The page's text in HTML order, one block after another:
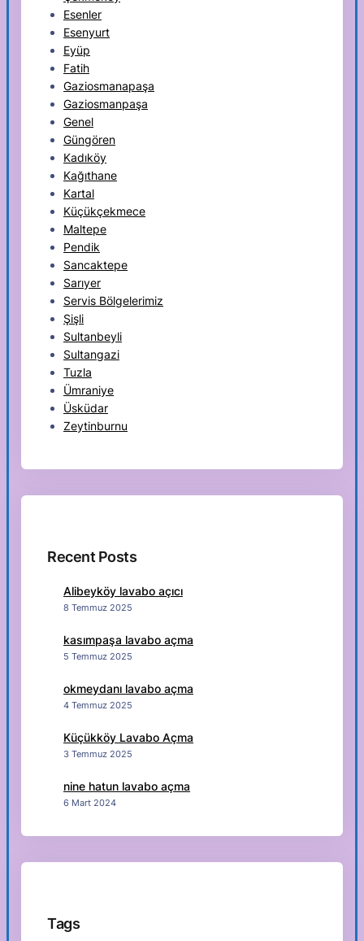
Esenler
Esenyurt
Eyüp
Fatih
Gaziosmanapaşa
Gaziosmanpaşa
Genel
Güngören
Kadıköy
Kağıthane
Kartal
Küçükçekmece
Maltepe
Pendik
Sancaktepe
Sarıyer
Servis Bölgelerimiz
Şişli
Sultanbeyli
Sultangazi
Tuzla
Ümraniye
Üsküdar
Zeytinburnu
Recent Posts
Alibeyköy lavabo açıcı
8 Temmuz 2025
kasımpaşa lavabo açma
5 Temmuz 2025
okmeydanı lavabo açma
4 Temmuz 2025
Küçükköy Lavabo Açma
3 Temmuz 2025
nine hatun lavabo açma
6 Mart 2024
Tags